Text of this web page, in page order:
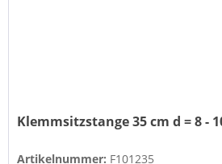
Klemmsitzstange 35 cm d = 8 -
Artikelnummer: F101235